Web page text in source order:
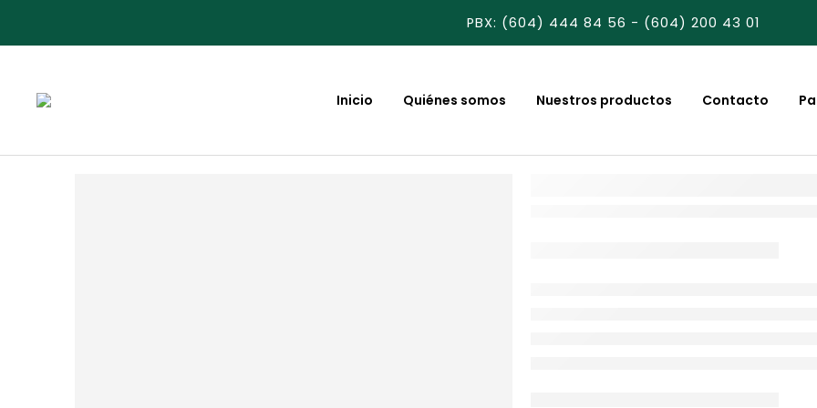
PBX: (604) 444 84 56 - (604) 200 43 01
Inicio Quiénes somos Nuestros productos Contacto